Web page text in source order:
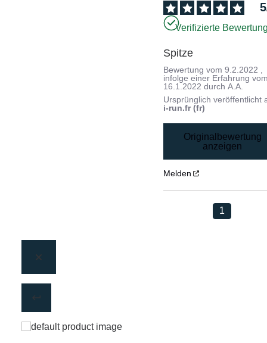
5
Verifizierte
Spitze
Bewertung vom9.2.2022 ,
infolge einer Erfahrung
16.1.2022 durchA.A.
Ursprünglich veröffentlicht
i-run.fr (fr)
Originalbewertung
anzeigen
Melden
1